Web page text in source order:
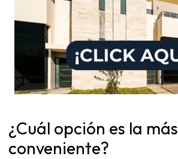
¿Cuál opción es la más
conveniente?